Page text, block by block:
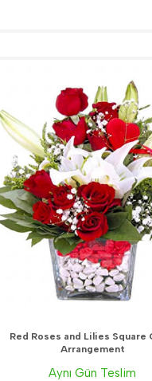
Red Roses and Lilies Square
Arrangement
Aynı Gün Teslim